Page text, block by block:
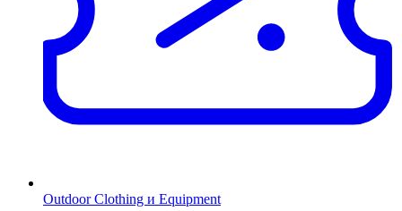
Outdoor Clothing и Equipment